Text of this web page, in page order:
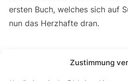
Zustimmung
ersten Buch, welches sich auf
nun das Herzhafte dran.